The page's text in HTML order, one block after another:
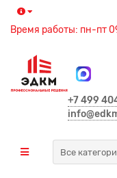
Время работы: пн-пт
+7 499
Все